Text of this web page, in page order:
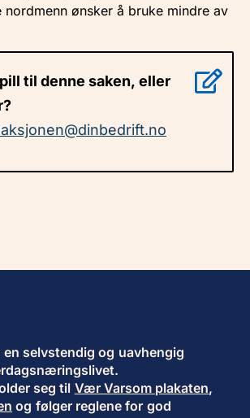
ønsker å bruke mindre av
til denne saken, eller
selvstendig og uavhengig
seg til Vær Varsom plakaten,
og følger reglene for god